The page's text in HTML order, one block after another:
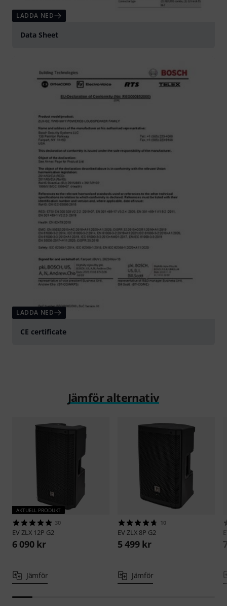
LADDA NED
Data Sheet
LADDA NED
CE certificate
Jämför alternativ
AKTUELL PRODUKT
30
EVZLX 12P G2
6 090 kr
Jämför
10
EVZLX 8P G2
5 499 kr
Jämför